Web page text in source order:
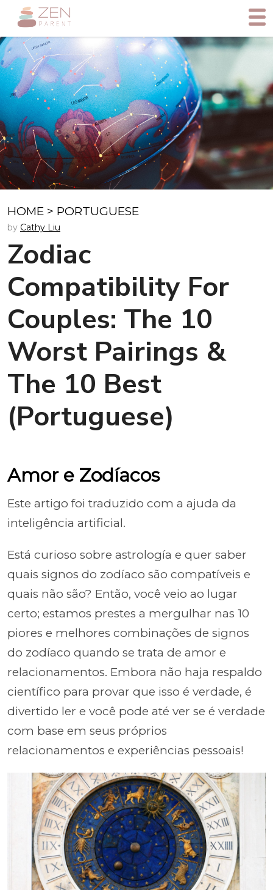
HOME > PORTUGUESE
by Cathy Liu
Zodiac
Compatibility For
Couples: The 10
Worst Pairings &
The 10 Best
(Portuguese)
Amor e Zodíacos
Este artigo foi traduzido com a ajuda da
inteligência artificial.
Está curioso sobre astrología e quer saber
quais signos do zodíaco são compatíveis e
quais não são? Então, você veio ao lugar
certo; estamos prestes a mergulhar nas 10
piores e melhores combinações de signos
do zodíaco quando se trata de amor e
relacionamentos. Embora não haja respaldo
científico para provar que isso é verdade, é
divertido ler e você pode até ver se é verdade
com base em seus próprios
relacionamentos e experiências pessoais!